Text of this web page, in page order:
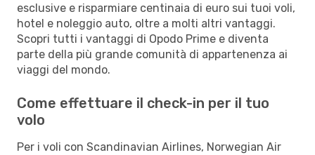
esclusive e risparmiare centinaia di euro sui tuoi voli,
hotel e noleggio auto, oltre a molti altri vantaggi.
Scopri tutti i vantaggi di Opodo Prime e diventa
parte della più grande comunità di appartenenza ai
viaggi del mondo.
Come effettuare il check-in per il tuo
volo
Per i voli con Scandinavian Airlines, Norwegian Air